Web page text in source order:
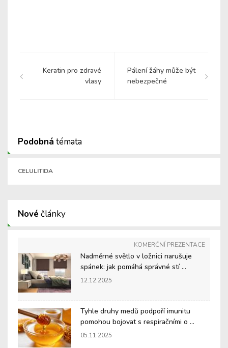
Keratin pro zdravé
vlasy
Pálení žáhy může být
nebezpečné
Podobná témata
CELULITIDA
Nové články
KOMERČNÍ PREZENTACE
Nadměrné světlo v ložnici narušuje
spánek: jak pomáhá správné stí ...
12.12.2025
Tyhle druhy medů podpoří imunitu
pomohou bojovat s respiračními o ...
05.11.2025